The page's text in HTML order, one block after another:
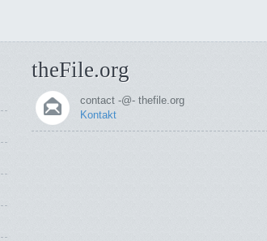
theFile.org
contact -@- thefile.org
Kontakt